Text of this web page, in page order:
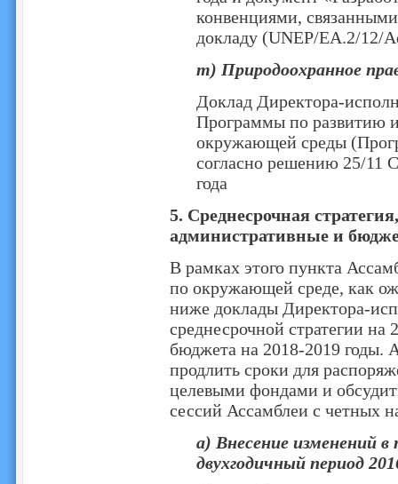
конвенциями,
докладу (UNEP/EA.2/12/
m) Природоохранное
Доклад Директора-
Программы по развитию
окружающей среды
согласно решению 25/11
года
5. Среднесрочная
административные и
В рамках этого пункта
по окружающей среде, как
ниже доклады Директора-
среднесрочной стратегии
бюджета на 2018-2019 годы.
продлить сроки для
целевыми фондами и
сессий Ассамблеи с четных
a) Внесение изменений
двухгодичный период